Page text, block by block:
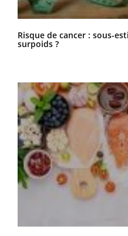
Risque de cancer : sous-
surpoids ?